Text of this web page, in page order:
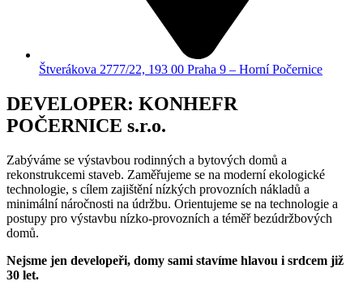
Štverákova 2777/22, 193 00 Praha 9 – Horní Počernice
DEVELOPER: KONHEFR
POČERNICE s.r.o.
Zabýváme se výstavbou rodinných a bytových domů a
rekonstrukcemi staveb. Zaměřujeme se na moderní ekologické
technologie, s cílem zajištění nízkých provozních nákladů a
minimální náročnosti na údržbu. Orientujeme se na technologie a
postupy pro výstavbu nízko-provozních a téměř bezúdržbových
domů.
Nejsme jen developeři, domy sami stavíme hlavou i srdcem již
30 let.